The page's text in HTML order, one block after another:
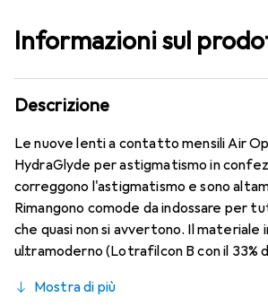
Informazioni sul
Descrizione
Le nuove lenti a contatto mensili Air
HydraGlyde per astigmatismo in
correggono l'astigmatismo e sono
Rimangono comode da indossare per
che quasi non si avvertono. Il materiale
ultramoderno (Lotrafilcon B con il 33%
HydraGlyde Moisture Matrix e la
Mostra di più